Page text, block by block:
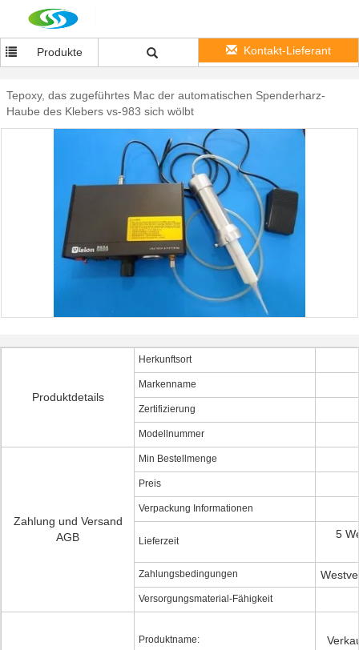
Produkte Kontakt-Lieferant
Tepoxy, das zugeführtes Mac der automatischen Spenderharz-
Haube des Klebers vs-983 sich wölbt
Produktdetails
Herkunftsort
Markenname
Zertifizierung
Modellnummer
Zahlung und Versand
AGB
Min Bestellmenge
Preis
Verpackung Informationen
Lieferzeit
5
Zahlungsbedingungen
Versorgungsmaterial-Fähigkeit
Produktname: